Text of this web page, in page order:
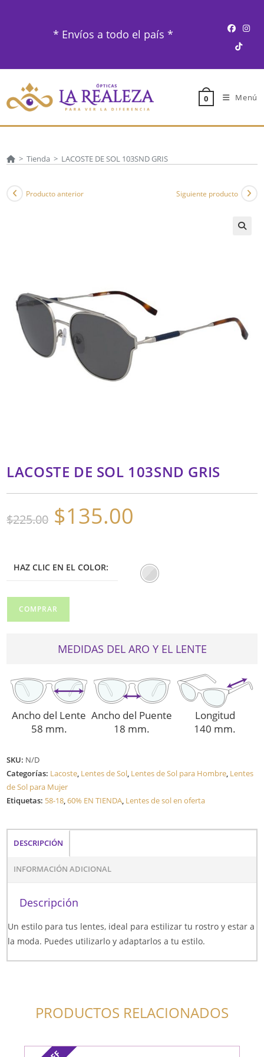
* Envíos a todo el país *
0 Menú
> Tienda > LACOSTE DE SOL 103SND GRIS
Producto anterior Siguiente producto
LACOSTE DE SOL 103SND GRIS
$225.00
El
precio
original
$135.00
HAZ CLIC EN EL COLOR:
cantidad
COMPRAR
MEDIDAS DEL ARO Y EL LENTE
Ancho del Lente
58 mm.
Ancho del Puente
18 mm.
Longitud
140 mm.
SKU: N/D
Categorías: Lacoste, Lentes de Sol, Lentes de Sol para Hombre, Lentes
de Sol para Mujer
Etiquetas: 58-18,60% EN TIENDA, Lentes de sol en oferta
DESCRIPCIÓN
INFORMACIÓN ADICIONAL
Descripción
Un estilo para tus lentes, ideal para estilizar tu rostro y estar a
la moda. Puedes utilizarlo y adaptarlos a tu estilo.
PRODUCTOS RELACIONADOS